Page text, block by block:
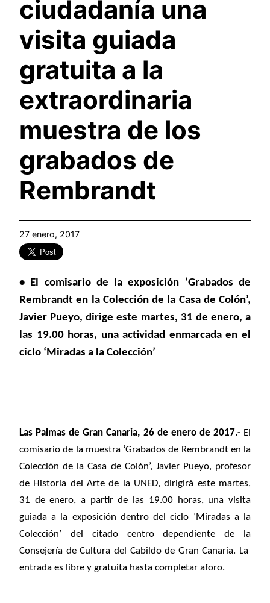
ciudadanía una
visita guiada
gratuita a la
extraordinaria
muestra de los
grabados de
Rembrandt
27 enero, 2017
• El comisario de la exposición ‘Grabados de
Rembrandt en la Colección de la Casa de Colón’,
Javier Pueyo, dirige este martes, 31 de enero, a
las 19.00 horas, una actividad enmarcada en el
ciclo ‘Miradas a la Colección’
Las Palmas de Gran Canaria, 26 de enero de 2017.-El
comisario de la muestra ‘Grabados de Rembrandt en la
Colección de la Casa de Colón’, Javier Pueyo, profesor
de Historia del Arte de la UNED, dirigirá este martes,
31 de enero, a partir de las 19.00 horas, una visita
guiada a la exposición dentro del ciclo ‘Miradas a la
Colección’ del citado centro dependiente de la
Consejería de Cultura del Cabildo de Gran Canaria. La
entrada es libre y gratuita hasta completar aforo.